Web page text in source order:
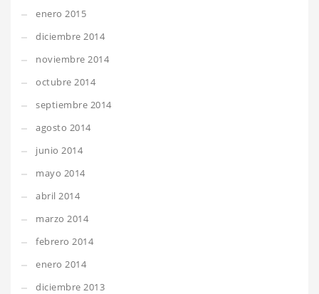
enero 2015
diciembre 2014
noviembre 2014
octubre 2014
septiembre 2014
agosto 2014
junio 2014
mayo 2014
abril 2014
marzo 2014
febrero 2014
enero 2014
diciembre 2013